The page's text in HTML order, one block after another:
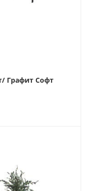
Графит Софт